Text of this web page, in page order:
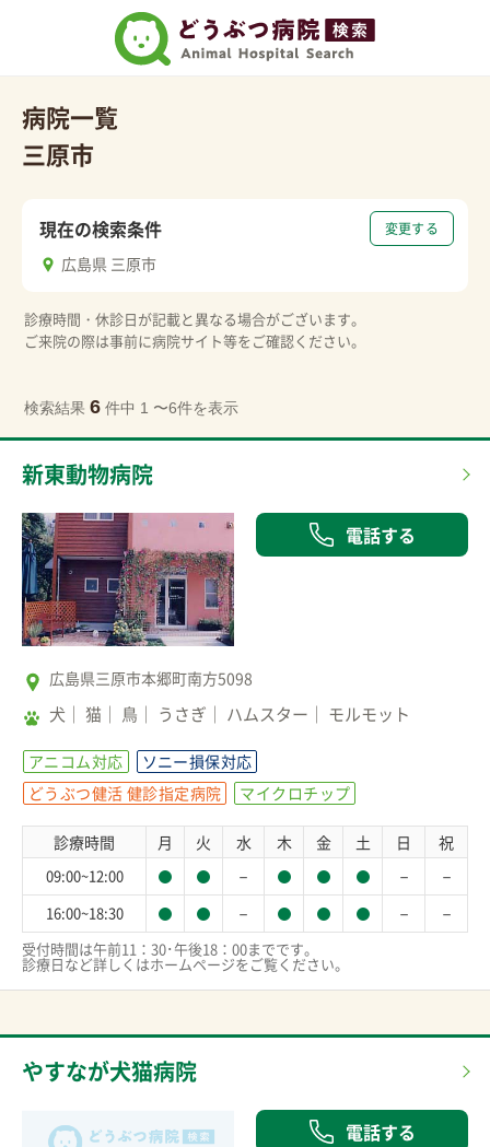
病院一覧
三原市
変更する
現在の検索条件
広島県 三原市
診療時間・休診日が記載と異なる場合がございます。
ご来院の際は事前に病院サイト等をご確認ください。
検索結果 6 件中 1 〜6件を表示
新東動物病院
電話する
広島県三原市本郷町南方5098
犬 猫 鳥 うさぎ ハムスター モルモット
アニコム対応
ソニー損保対応
どうぶつ健活 健診指定病院
マイクロチップ
診療時間 月 火 水 木 金 土 日 祝
09:00~12:00 － － －
16:00~18:30 － － －
受付時間は午前11：30･午後18：00までです。
診療日など詳しくはホームページをご覧ください。
やすなが犬猫病院
電話する